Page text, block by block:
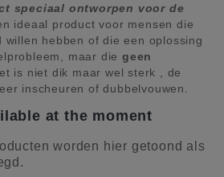
speciaal ontworpen voor de
ideaal product voor mensen die
willen hebben of die een oplossing
maar die geen
is niet dik maar wel sterk , de
inscheuren of dubbelvouwen.
at the moment
worden hier getoond als